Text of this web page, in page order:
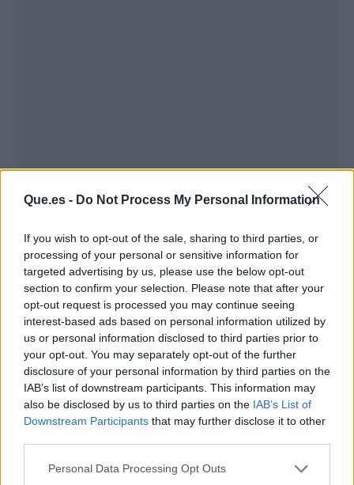
Que.es - Do Not Process My Personal Information
If you wish to opt-out of the sale, sharing to third parties, or
processing of your personal or sensitive information for
targeted advertising by us, please use the below opt-out
section to confirm your selection. Please note that after your
opt-out request is processed you may continue seeing
interest-based ads based on personal information utilized by
us or personal information disclosed to third parties prior to
your opt-out. You may separately opt-out of the further
disclosure of your personal information by third parties on the
IAB’s list of downstream participants. This information may
also be disclosed by us to third parties on the IAB’s List of
Downstream Participants that may further disclose it to other
Personal Data Processing Opt Outs
Publicidad